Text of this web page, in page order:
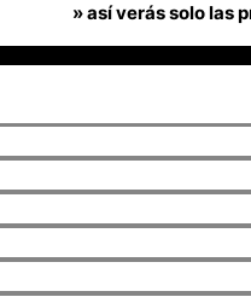
» así verás solo las